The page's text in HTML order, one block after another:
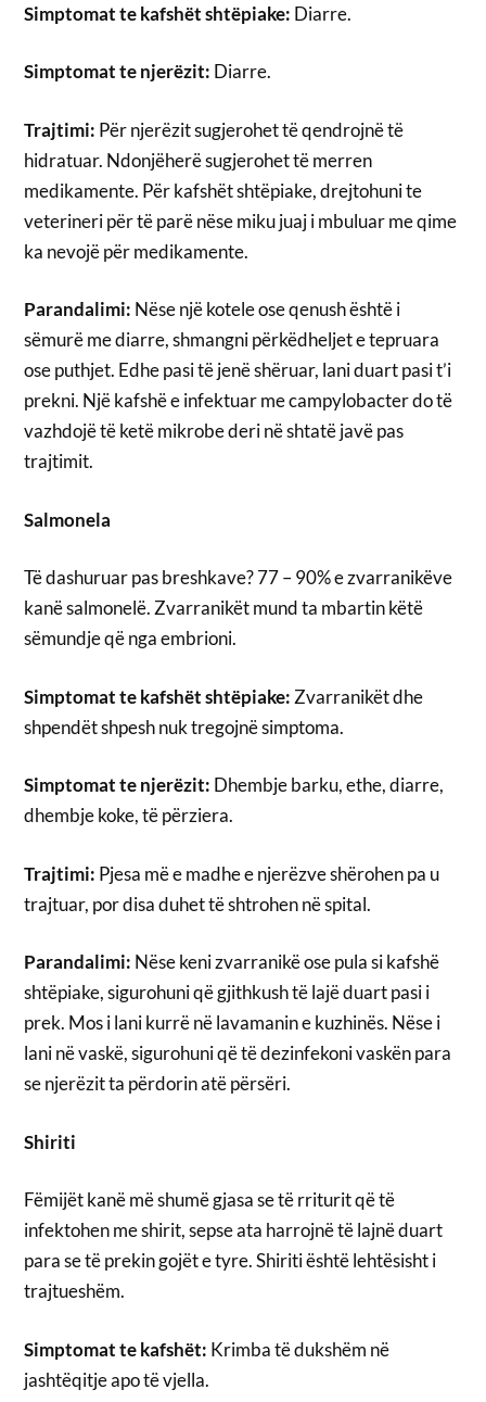
Simptomat te kafshët shtëpiake: Diarre.
Simptomat te njerëzit: Diarre.
Trajtimi: Për njerëzit sugjerohet të qendrojnë të
hidratuar. Ndonjëherë sugjerohet të merren
medikamente. Për kafshët shtëpiake, drejtohuni te
veterineri për të parë nëse miku juaj i mbuluar me qime
ka nevojë për medikamente.
Parandalimi: Nëse një kotele ose qenush është i
sëmurë me diarre, shmangni përkëdheljet e tepruara
ose puthjet. Edhe pasi të jenë shëruar, lani duart pasi t’i
prekni. Një kafshë e infektuar me campylobacter do të
vazhdojë të ketë mikrobe deri në shtatë javë pas
trajtimit.
Salmonela
Të dashuruar pas breshkave? 77 – 90% e zvarranikëve
kanë salmonelë. Zvarranikët mund ta mbartin këtë
sëmundje që nga embrioni.
Simptomat te kafshët shtëpiake: Zvarranikët dhe
shpendët shpesh nuk tregojnë simptoma.
Simptomat te njerëzit: Dhembje barku, ethe, diarre,
dhembje koke, të përziera.
Trajtimi: Pjesa më e madhe e njerëzve shërohen pa u
trajtuar, por disa duhet të shtrohen në spital.
Parandalimi: Nëse keni zvarranikë ose pula si kafshë
shtëpiake, sigurohuni që gjithkush të lajë duart pasi i
prek. Mos i lani kurrë në lavamanin e kuzhinës. Nëse i
lani në vaskë, sigurohuni që të dezinfekoni vaskën para
se njerëzit ta përdorin atë përsëri.
Shiriti
Fëmijët kanë më shumë gjasa se të rriturit që të
infektohen me shirit, sepse ata harrojnë të lajnë duart
para se të prekin gojët e tyre. Shiriti është lehtësisht i
trajtueshëm.
Simptomat te kafshët: Krimba të dukshëm në
jashtëqitje apo të vjella.